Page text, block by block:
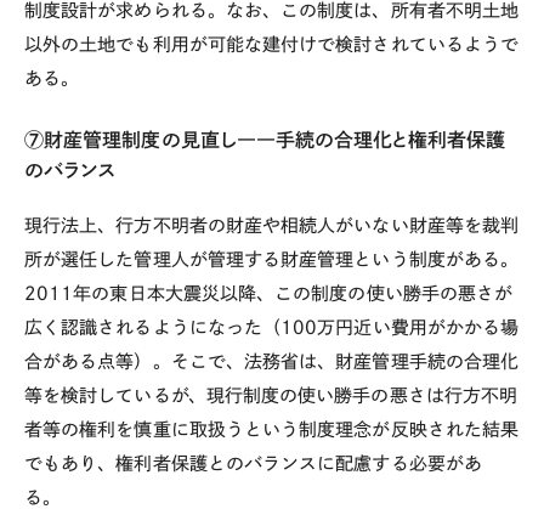
制度設計が求められる。なお、この制度は、所有者不明土地
以外の土地でも利用が可能な建付けで検討されているようで
ある。
⑦財産管理制度の見直し――手続の合理化と権利者保護
のバランス
現行法上、行方不明者の財産や相続人がいない財産等を裁判
所が選任した管理人が管理する財産管理という制度がある。
2011年の東日本大震災以降、この制度の使い勝手の悪さが
広く認識されるようになった（ 100万円近い費用がかかる場
合がある点等）。そこで、法務省は、財産管理手続の合理化
等を検討しているが、現行制度の使い勝手の悪さは行方不明
者等の権利を慎重に取扱うという制度理念が反映された結果
でもあり、権利者保護とのバランスに配慮する必要があ
る。